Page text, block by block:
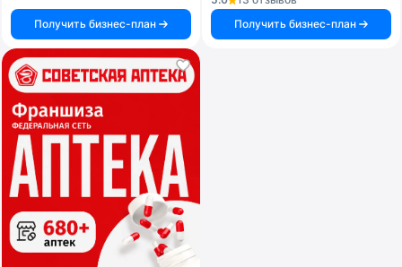
Получить бизнес-план
Получить бизнес-план